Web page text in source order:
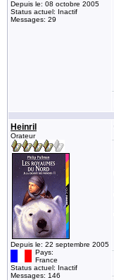
Depuis le: 08 octobre 2005
Status actuel: Inactif
Messages: 29
Heinril
Orateur
Depuis le: 22 septembre 2005
Pays:
France
Status actuel: Inactif
Messages: 146